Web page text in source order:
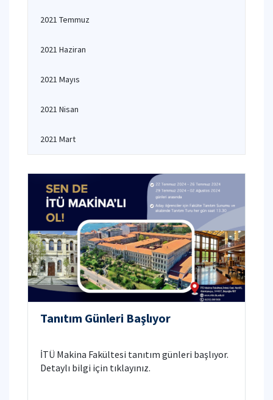
2021 Temmuz
2021 Haziran
2021 Mayıs
2021 Nisan
2021 Mart
Tanıtım Günleri Başlıyor
İTÜ Makina Fakültesi tanıtım günleri başlıyor.
Detaylı bilgi için tıklayınız.